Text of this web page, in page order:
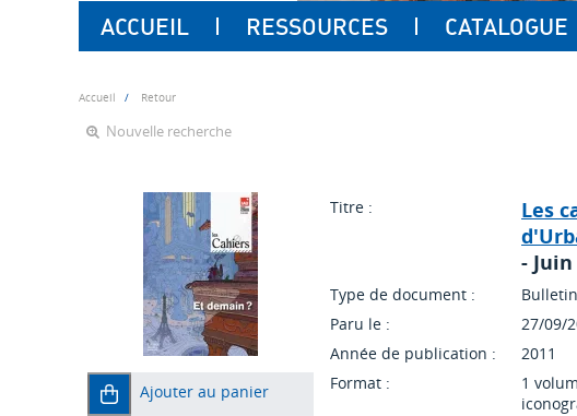
ACCUEIL RESSOURCES CATALOGUE
Accueil Retour
Nouvelle recherche
Ajouter au panier
Titre :
Les
-
Type de document :
Paru le :
27/09/
Année de publication :
2011
Format :
1